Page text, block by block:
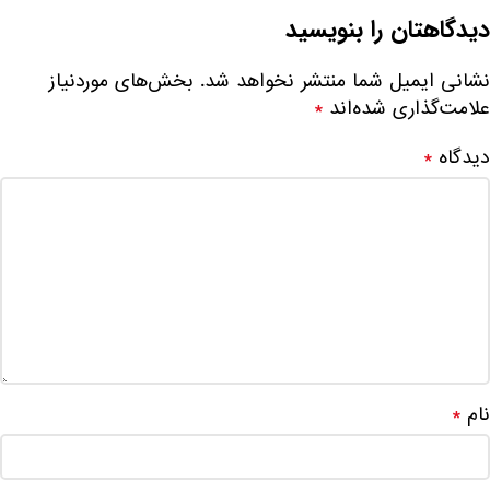
دیدگاهتان را بنویسید
نشانی ایمیل شما منتشر نخواهد شد. بخش‌های موردنیاز
علامت‌گذاری شده‌اند *
دیدگاه *
نام *